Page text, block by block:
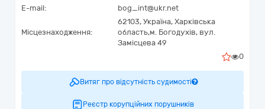
E-mail:
bog_int@ukr.net
Місцезнаходження:
62103, Україна, Харківська
область,м. Богодухів, вул.
Замісцева 49
0
Витяг про відсутність судимості
Реєстр корупційних порушників